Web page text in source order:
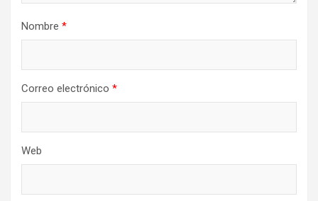
Nombre *
Correo electrónico *
Web